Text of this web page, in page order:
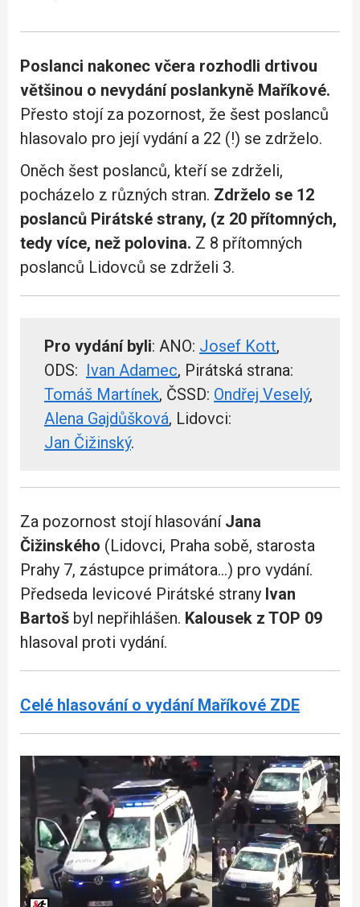
Poslanci nakonec včera rozhodli drtivou
většinou o nevydání poslankyně Maříkové.
Přesto stojí za pozornost, že šest poslanců
hlasovalo pro její vydání a 22 (!) se zdrželo.
Oněch šest poslanců, kteří se zdrželi,
pocházelo z různých stran. Zdrželo se 12
poslanců Pirátské strany, (z 20 přítomných,
tedy více, než polovina. Z 8 přítomných
poslanců Lidovců se zdrželi 3.
Pro vydání byli: ANO: Josef Kott,
ODS: Ivan Adamec, Pirátská strana:
Tomáš Martínek, ČSSD: Ondřej Veselý,
Alena Gajdůšková, Lidovci:
Jan Čižinský.
Za pozornost stojí hlasování Jana
Čižinského (Lidovci, Praha sobě, starosta
Prahy 7, zástupce primátora…) pro vydání.
Předseda levicové Pirátské strany Ivan
Bartoš byl nepřihlášen. Kalousek z TOP 09
hlasoval proti vydání.
Celé hlasování o vydání Maříkové ZDE